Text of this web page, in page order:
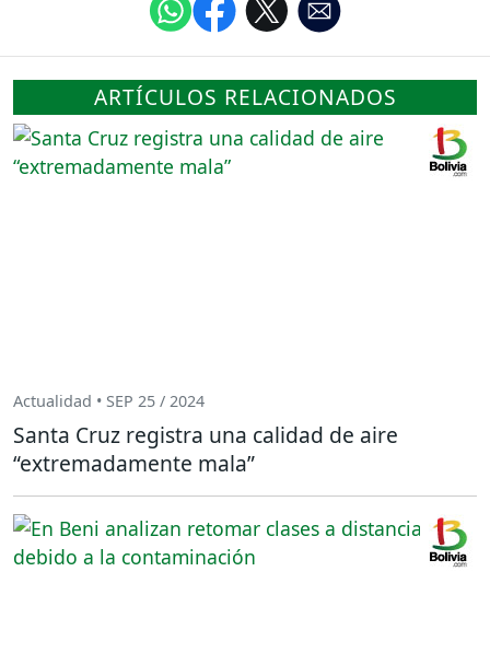
ARTÍCULOS RELACIONADOS
Actualidad • SEP 25 / 2024
Santa Cruz registra una calidad de aire
“extremadamente mala”